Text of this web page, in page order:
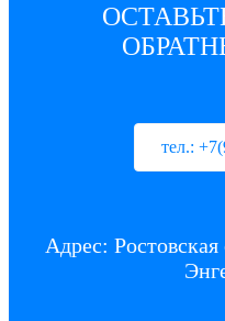
тел.:
Адрес: